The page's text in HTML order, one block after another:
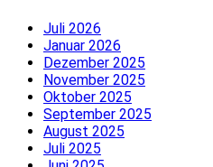
Juli 2026
Januar 2026
Dezember 2025
November 2025
Oktober 2025
September 2025
August 2025
Juli 2025